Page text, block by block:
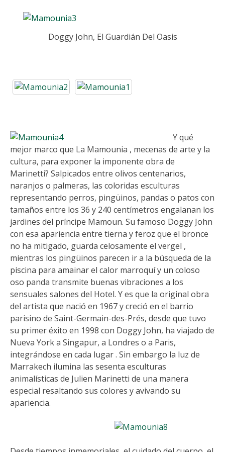
Doggy John, El Guardián Del Oasis
Y qué
mejor marco que La Mamounia , mecenas de arte y la
cultura, para exponer la imponente obra de
Marinetti? Salpicados entre olivos centenarios,
naranjos o palmeras, las coloridas esculturas
representando perros, pingüinos, pandas o patos con
tamaños entre los 36 y 240 centímetros engalanan los
jardines del príncipe Mamoun. Su famoso Doggy John
con esa apariencia entre tierna y feroz que el bronce
no ha mitigado, guarda celosamente el vergel ,
mientras los pingüinos parecen ir a la búsqueda de la
piscina para amainar el calor marroquí y un coloso
oso panda transmite buenas vibraciones a los
sensuales salones del Hotel. Y es que la original obra
del artista que nació en 1967 y creció en el barrio
parisino de Saint-Germain-des-Prés, desde que tuvo
su primer éxito en 1998 con Doggy John, ha viajado de
Nueva York a Singapur, a Londres o a Paris,
integrándose en cada lugar . Sin embargo la luz de
Marrakech ilumina las sesenta esculturas
animalísticas de Julien Marinetti de una manera
especial resaltando sus colores y avivando su
apariencia.